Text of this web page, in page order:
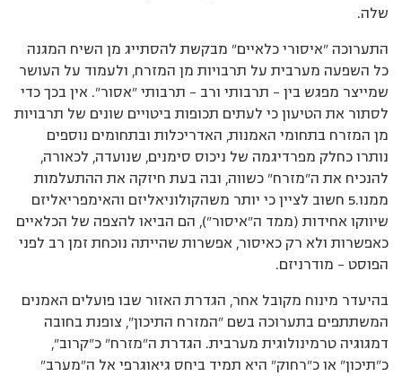
שלה.
התערוכה ”איסורי כלאיים” מבקשת להסתייג מן השיח המגנה
כל השפעה מערבית על תרבויות מן המזרח, ולעמוד על העושר
שמייצר מפגש בין – תרבותי ורב – תרבותי ”אסור”. אין בכך כדי
לסתור את הטיעון כי לעתים תכופות ביטויים שונים של תרבויות
מן המזרח בתחומי האמנות, האדריכלות ובתחומים נוספים
נותרו כחלק מפרדיגמה של ניכוס סימנים, שנועדה, לכאורה,
להנכיח את ה”מזרח” כשווה, ובה בעת חיזקה את ההתעלמות
ממנו.5 חשוב לציין כי יותר משהקולוניאליזם והאימפריאליזם
שיווקו אחידות (ממד ה”איסור”), הם הביאו להצפה של הכלאיים
כאפשרות ולא רק כאיסור, אפשרות שהייתה נוכחת זמן רב לפני
הפוסט – מודרניזם.
בהיעדר מינוח מקובל אחר, הגדרת האזור שבו פועלים האמנים
המשתתפים בתערוכה בשם ”המזרח התיכון”, צופנת בחובה
דמגוגיה טרמינולוגית מערבית. הגדרת ה”מזרח” כ”קרוב”,
כ”תיכון” או כ”רחוק” היא תמיד ביחס גיאוגרפי אל ה”מערב”